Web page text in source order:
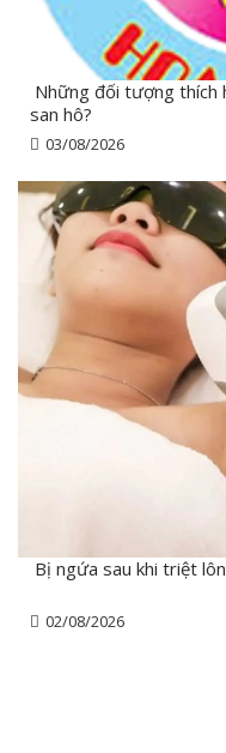
Những đối tượng thích
san hô?
03/08/2026
Bị ngứa sau khi triệt
02/08/2026